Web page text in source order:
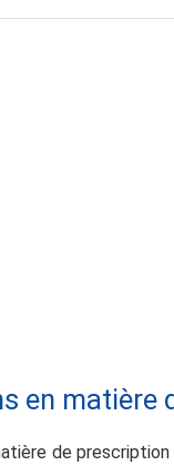
en matière
de